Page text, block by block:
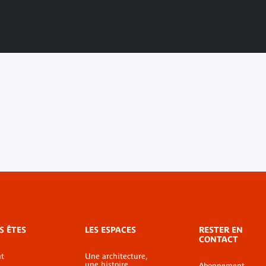
ÊTES LES ESPACES
Une architecture,
RESTER EN
CONTACT